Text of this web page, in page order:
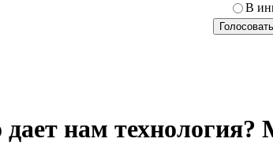
В
дает нам